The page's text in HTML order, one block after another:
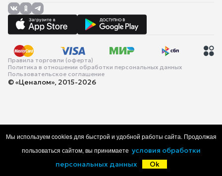
Правила торговли (оферта)
Политика в отношении обработки персональных данных
Пользовательское соглашение
© «Ценалом», 2015-2026
Каталог Корзина Избранное
Мы используем cookies для быстрой и удобной работы сайта. Продолжая
пользоваться сайтом, вы принимаете условия обработки
персональных данных
Ok